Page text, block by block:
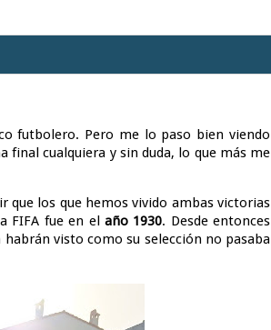
futbolero. Pero me lo paso bien viendo
final cualquiera y sin duda, lo que más me
que los que hemos vivido ambas victorias
FIFA fue en el año 1930. Desde entonces
visto como su selección no pasaba